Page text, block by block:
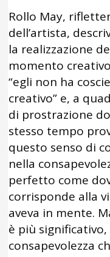
Rollo May,
dell’artista,
la realizzazione
momento
“egli non ha
creativo” e, a
di prostrazione
stesso tempo
questo senso di
nella
perfetto come
corrisponde alla
aveva in mente.
è più
consapevolezza